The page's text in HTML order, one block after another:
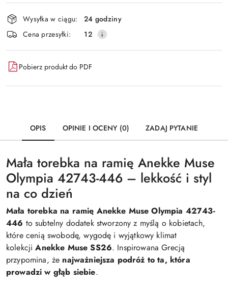
Wyślij
Dostępność
i
dostawa
Wysyłka w ciągu:
24 godziny
Cena przesyłki:
12
Pobierz produkt do PDF
OPIS OPINIE I OCENY (0) ZADAJ PYTANIE
Mała torebka na ramię Anekke Muse
Olympia 42743-446 – lekkość i styl
na co dzień
Mała torebka na ramię Anekke Muse Olympia 42743-
446 to subtelny dodatek stworzony z myślą o kobietach,
które cenią swobodę, wygodę i wyjątkowy klimat
kolekcji Anekke Muse SS26. Inspirowana Grecją
przypomina, że najważniejsza podróż to ta, która
prowadzi w głąb siebie.